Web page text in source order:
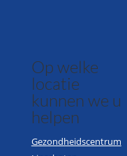
Op welke
locatie
kunnen we u
helpen
Gezondheidscentrum